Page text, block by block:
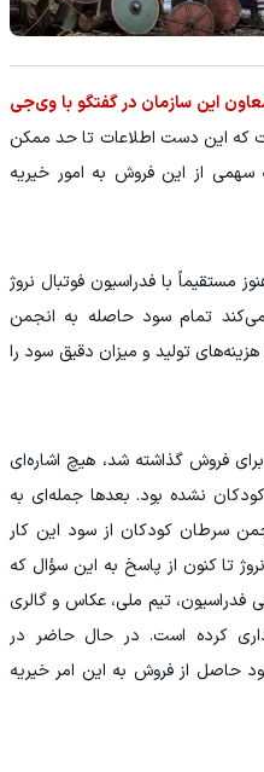
این سازمان در گفتگو با وی‌جی
که این دست اطلاعات تا حد ممکن
سهمی از این فروش به امور خیریه
مستقیماً با فدراسیون فوتبال نروژ
می‌کند تمام سود حاصله به انجمن
تولید و میزان دقیق سود را
فروش گذاشته شد، هیچ اشاره‌ای
نشده بود. بعدها جمله‌ای به
سرطان کودکان از سود این کار
تا کنون از پاسخ به این سؤال که
فدراسیون، تیم ملی، عکاس و گالری
کرده است. در حال حاضر در
از فروش به این امر خیریه